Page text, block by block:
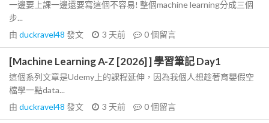
一邊要上課一邊還要寫這個不容易! 整個machine learning分成三個
步...
由 duckravel48 發文 3 天前 0個留言
[Machine Learning A-Z [2026] ] 學習筆記 Day1
這個系列文章是Udemy上的課程延伸，因為我個人想趁著育嬰假空
檔學一點data...
由 duckravel48 發文 3 天前 0個留言